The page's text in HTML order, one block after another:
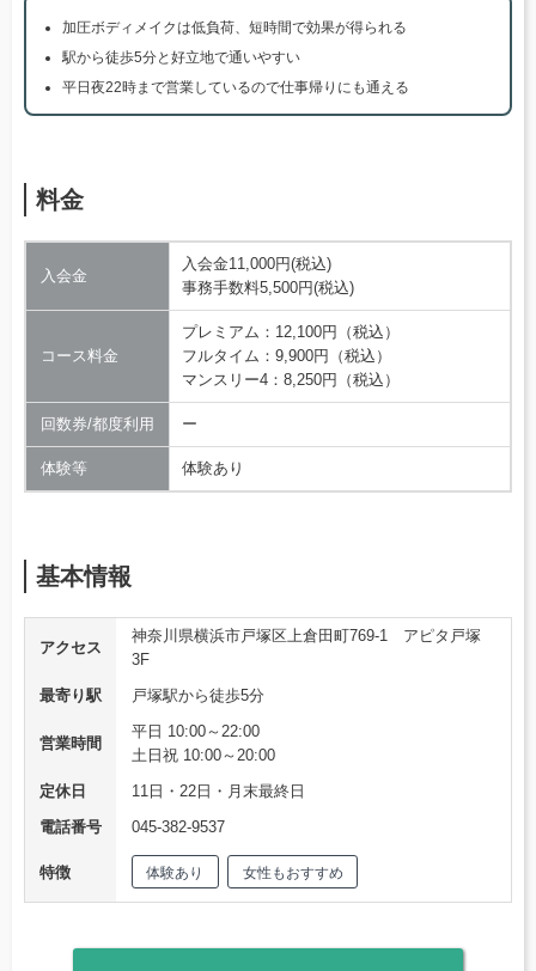
加圧ボディメイクは低負荷、短時間で効果が得られる
駅から徒歩5分と好立地で通いやすい
平日夜22時まで営業しているので仕事帰りにも通える
料金
入会金
入会金11,000円(税込)
事務手数料5,500円(税込)
コース料金
プレミアム：12,100円（税込）
フルタイム：9,900円（税込）
マンスリー4：8,250円（税込）
回数券/都度利用 ー
体験等 体験あり
基本情報
アクセス
神奈川県横浜市戸塚区上倉田町769-1 アピタ戸塚
3F
最寄り駅
戸塚駅から徒歩5分
営業時間
平日 10:00～22:00
土日祝 10:00～20:00
定休日
11日・22日・月末最終日
電話番号
045-382-9537
特徴 体験あり 女性もおすすめ